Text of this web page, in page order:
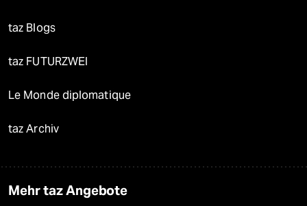
taz Blogs
taz FUTURZWEI
Le Monde diplomatique
taz Archiv
Mehr taz Angebote